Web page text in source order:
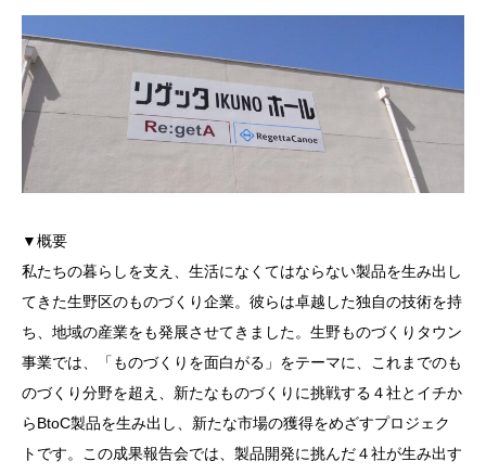
▼概要
私たちの暮らしを支え、生活になくてはならない製品を生み出し
てきた生野区のものづくり企業。彼らは卓越した独自の技術を持
ち、地域の産業をも発展させてきました。生野ものづくりタウン
事業では、「ものづくりを面白がる」をテーマに、これまでのも
のづくり分野を超え、新たなものづくりに挑戦する４社とイチか
らBtoC製品を生み出し、新たな市場の獲得をめざすプロジェク
トです。この成果報告会では、製品開発に挑んだ４社が生み出す